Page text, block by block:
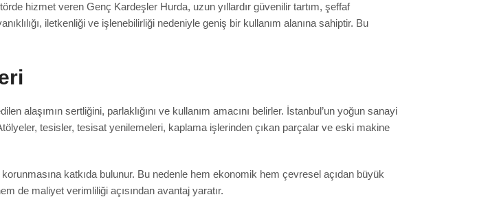
hizmet veren Genç Kardeşler Hurda, uzun yıllardır güvenilir tartım, şeffaf
iletkenliği ve işlenebilirliği nedeniyle geniş bir kullanım alanına sahiptir. Bu
alaşımın sertliğini, parlaklığını ve kullanım amacını belirler. İstanbul’un yoğun sanayi
tesisler, tesisat yenilemeleri, kaplama işlerinden çıkan parçalar ve eski makine
katkıda bulunur. Bu nedenle hem ekonomik hem çevresel açıdan büyük
de maliyet verimliliği açısından avantaj yaratır.